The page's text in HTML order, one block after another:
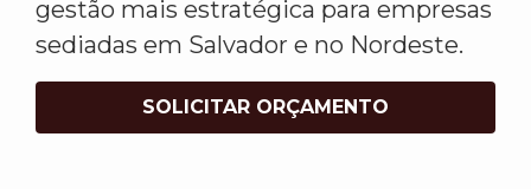
gestão mais estratégica para empresas
sediadas em Salvador e no Nordeste.
SOLICITAR ORÇAMENTO